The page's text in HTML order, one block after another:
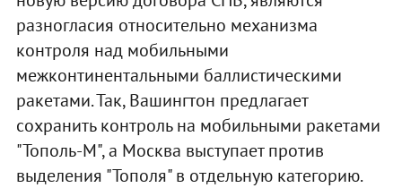
разногласия относительно механизма
контроля над мобильными
межконтинентальными баллистическими
ракетами. Так, Вашингтон предлагает
сохранить контроль на мобильными ракетами
"Тополь-М", а Москва выступает против
выделения "Тополя" в отдельную категорию.